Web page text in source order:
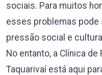
sociais. Para muitos
esses problemas pode
pressão social e
No entanto, a Clínica
Taquarivaí está aqui